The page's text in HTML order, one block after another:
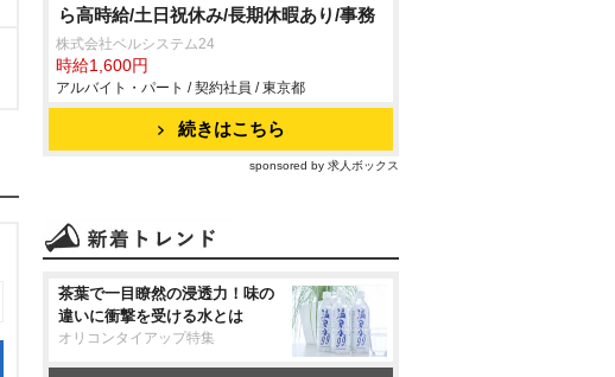
ら高時給/土日祝休み/長期休暇あり/事務
株式会社ベルシステム24
時給1,600円
アルバイト・パート / 契約社員 / 東京都
続きはこちら
sponsored by 求人ボックス
茶葉で一目瞭然の浸透力！味の
違いに衝撃を受ける水とは
オリコンタイアップ特集